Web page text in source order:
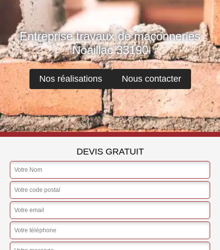
Entreprise travaux de maçonneries
Noaillac 33190
Nos réalisations Nous contacter
DEVIS GRATUIT